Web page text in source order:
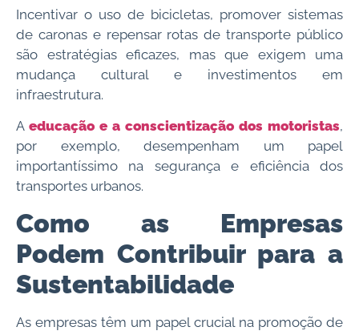
Incentivar o uso de bicicletas, promover sistemas
de caronas e repensar rotas de transporte público
são estratégias eficazes, mas que exigem uma
mudança cultural e investimentos em
infraestrutura.
A educação e a conscientização dos motoristas,
por exemplo, desempenham um papel
importantíssimo na segurança e eficiência dos
transportes urbanos.
Como as Empresas
Podem Contribuir para a
Sustentabilidade
As empresas têm um papel crucial na promoção de